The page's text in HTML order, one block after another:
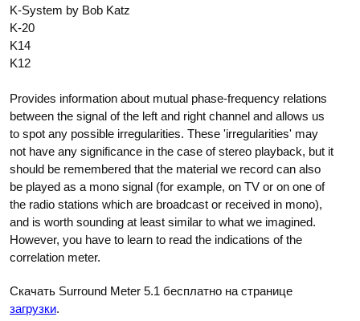
K-System by Bob Katz
K-20
K14
K12
Provides information about mutual phase-frequency relations
between the signal of the left and right channel and allows us
to spot any possible irregularities. These 'irregularities' may
not have any significance in the case of stereo playback, but it
should be remembered that the material we record can also
be played as a mono signal (for example, on TV or on one of
the radio stations which are broadcast or received in mono),
and is worth sounding at least similar to what we imagined.
However, you have to learn to read the indications of the
correlation meter.
Скачать Surround Meter 5.1 бесплатно на странице
загрузки.